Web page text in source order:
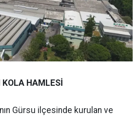
HAMLESİ
Gürsu ilçesinde kurulan ve